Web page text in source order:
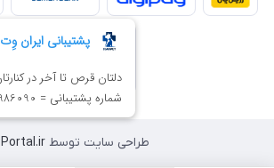
طراحی سایت توسطPortal.ir